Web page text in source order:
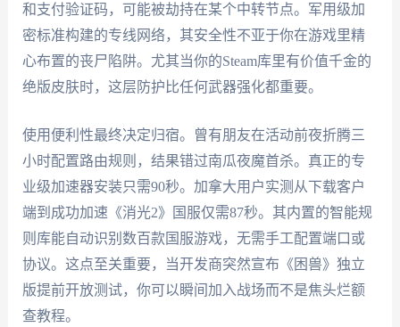
和支付验证码，可能被劫持在某个中转节点。军用级加
密标准构建的专线网络，其安全性不亚于你在游戏里精
心布置的丧尸陷阱。尤其当你的Steam库里有价值千金的
绝版皮肤时，这层防护比任何武器强化都重要。
使用便利性最终决定归宿。曾有朋友在活动前夜折腾三
小时配置路由规则，结果错过南瓜夜魔首杀。真正的专
业级加速器安装只需90秒。加拿大用户实测从下载客户
端到成功加速《消光2》国服仅需87秒。其内置的智能规
则库能自动识别数百款国服游戏，无需手工配置端口或
协议。这点至关重要，当开发商突然宣布《困兽》独立
版提前开放测试，你可以瞬间加入战场而不是焦头烂额
查教程。